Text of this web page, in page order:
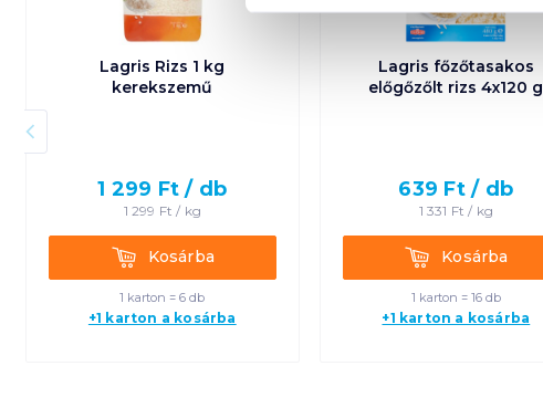
Lagris Rizs 1 kg
kerekszemű
1 299 Ft / db
1 299 Ft / kg
KosárbaKosárba
1 karton = 6 db
+1 karton a kosárba
Lagris főzőtasakos
előgőzőlt rizs 4x120 g
639 Ft / db
1 331 Ft / kg
KosárbaKosárba
1 karton = 16 db
+1 karton a kosárba